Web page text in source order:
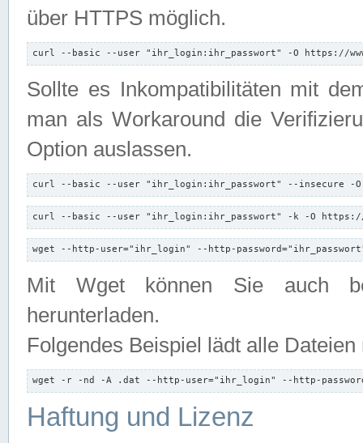
über HTTPS möglich.
curl --basic --user "ihr_login:ihr_passwort" -O https://
Sollte es Inkompatibilitäten mit
man als Workaround die
Option auslassen.
curl --basic --user "ihr_login:ihr_passwort" --insecure -
curl --basic --user "ihr_login:ihr_passwort" -k -O https://
wget --http-user="ihr_login" --http-
Mit Wget können Sie auch
herunterladen.
Folgendes Beispiel lädt alle
wget -r -nd -A .dat --http-user="ihr_login" --http-
Haftung und Lizenz